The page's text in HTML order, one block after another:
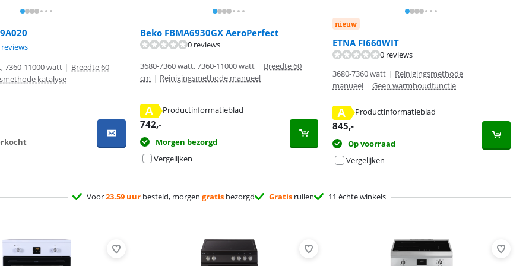
van de 10, gebaseerd op 2 reviews.
7360-11000 watt | Breedte 60
katalyse
Beko FBMA6930GX AeroPerfect
0 reviews
3680-7360 watt, 7360-11000 watt | Breedte 60
cm | Reinigingsmethode manueel
A
Productinformatieblad
742,-
Morgen bezorgd
Vergelijken
nieuw
ETNA FI660WIT
0 reviews
3680-7360 watt | Reinigingsmethode
manueel | Geen warmhoudfunctie
A
Productinformatieblad
845,-
Op voorraad
Vergelijken
Voor23.59 uur besteld, morgen gratis bezorgd Gratis ruilen 11 échte winkels